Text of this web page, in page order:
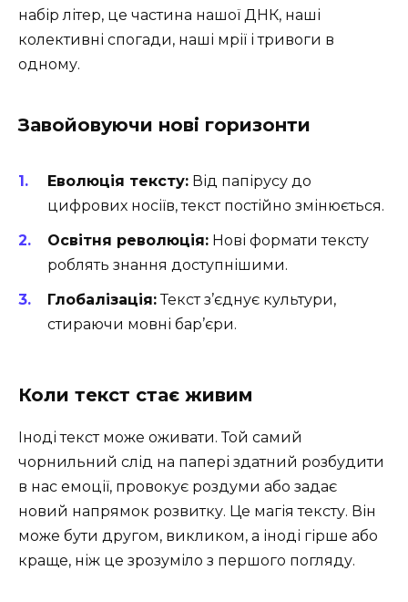
набір літер, це частина нашої ДНК, наші
колективні спогади, наші мрії і тривоги в
одному.
Завойовуючи нові горизонти
Еволюція тексту: Від папірусу до
цифрових носіїв, текст постійно змінюється.
Освітня революція: Нові формати тексту
роблять знання доступнішими.
Глобалізація:Текст з’єднує культури,
стираючи мовні бар’єри.
Коли текст стає живим
Іноді текст може оживати. Той самий
чорнильний слід на папері здатний розбудити
в нас емоції, провокує роздуми або задає
новий напрямок розвитку. Це магія тексту. Він
може бути другом, викликом, а іноді гірше або
краще, ніж це зрозуміло з першого погляду.